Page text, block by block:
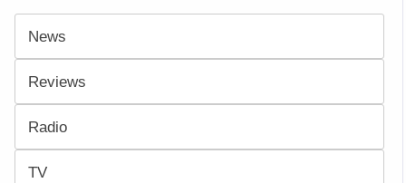
News
Reviews
Radio
TV